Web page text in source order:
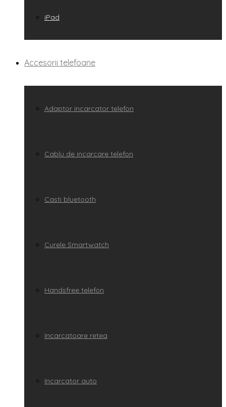
iPad
Accesorii telefoane
Adaptor incarcator telefon
Cablu de incarcare telefon
Casti bluetooth
Curele Smartwatch
Handsfree telefon
Incarcatoare retea
Incarcator auto